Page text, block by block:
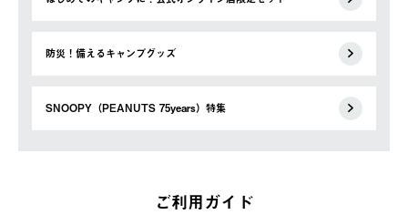
防災！備えるキャンプグッズ
SNOOPY（PEANUTS 75years）特集
ご利用ガイド